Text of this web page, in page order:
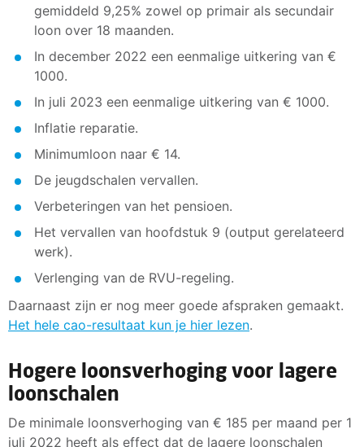
gemiddeld 9,25% zowel op primair als secundair
loon over 18 maanden.
In december 2022 een eenmalige uitkering van €
1000.
In juli 2023 een eenmalige uitkering van € 1000.
Inflatie reparatie.
Minimumloon naar € 14.
De jeugdschalen vervallen.
Verbeteringen van het pensioen.
Het vervallen van hoofdstuk 9 (output gerelateerd
werk).
Verlenging van de RVU-regeling.
Daarnaast zijn er nog meer goede afspraken gemaakt.
Het hele cao-resultaat kun je hier lezen.
Hogere loonsverhoging voor lagere
loonschalen
De minimale loonsverhoging van € 185 per maand per 1
juli 2022 heeft als effect dat de lagere loonschalen